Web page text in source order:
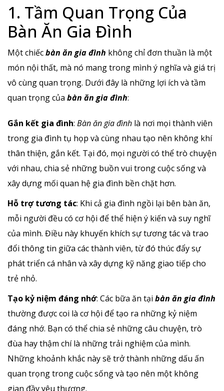
1. Tầm Quan Trọng Của
Bàn Ăn Gia Đình
Một chiếcbàn ăn gia đình không chỉ đơn thuần là một
món nội thất, mà nó mang trong mình ý nghĩa và giá trị
vô cùng quan trọng. Dưới đây là những lợi ích và tầm
quan trọng của bàn ăn gia đình:
Gắn kết gia đình: Bàn ăn gia đình là nơi mọi thành viên
trong gia đình tụ họp và cùng nhau tạo nên không khí
thân thiện, gắn kết. Tại đó, mọi người có thể trò chuyện
với nhau, chia sẻ những buồn vui trong cuộc sống và
xây dựng mối quan hệ gia đình bền chặt hơn.
Hỗ trợ tương tác: Khi cả gia đình ngồi lại bên bàn ăn,
mỗi người đều có cơ hội để thể hiện ý kiến và suy nghĩ
của mình. Điều này khuyến khích sự tương tác và trao
đổi thông tin giữa các thành viên, từ đó thúc đẩy sự
phát triển cá nhân và xây dựng kỹ năng giao tiếp cho
trẻ nhỏ.
Tạo kỷ niệm đáng nhớ: Các bữa ăn tại bàn ăn gia đình
thường được coi là cơ hội để tạo ra những kỷ niệm
đáng nhớ. Bạn có thể chia sẻ những câu chuyện, trò
đùa hay thậm chí là những trải nghiệm của mình.
Những khoảnh khắc này sẽ trở thành những dấu ấn
quan trọng trong cuộc sống và tạo nên một không
gian đầy yêu thương.